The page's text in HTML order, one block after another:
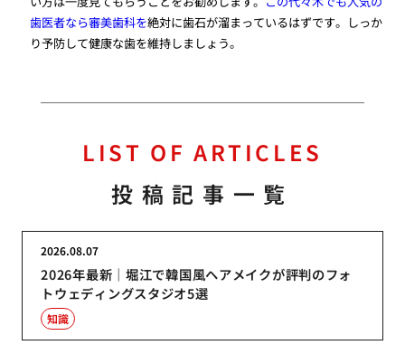
歯医者なら審美歯科を絶対に歯石が溜まっているはずです。しっか
り予防して健康な歯を維持しましょう。
LIST OF ARTICLES
投稿記事一覧
2026年最新｜堀江で韓国風ヘアメイクが評判のフォ
トウェディングスタジオ5選
2026.08.07
知識